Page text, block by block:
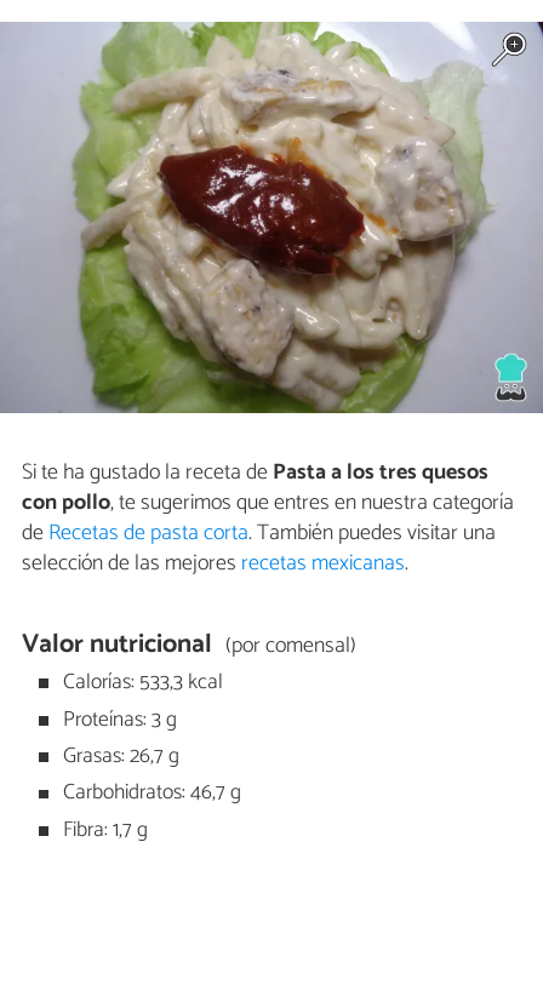
Si te ha gustado la receta dePasta a los tres quesos
con pollo, te sugerimos que entres en nuestra categoría
deRecetas de pasta corta. También puedes visitar una
selección de las mejores recetas mexicanas.
Valor nutricional (por comensal)
Calorías: 533,3 kcal
Proteínas: 3 g
Grasas: 26,7 g
Carbohidratos: 46,7 g
Fibra: 1,7 g